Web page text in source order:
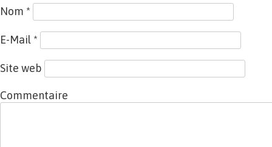
Nom *
E-Mail *
Site web
Commentaire